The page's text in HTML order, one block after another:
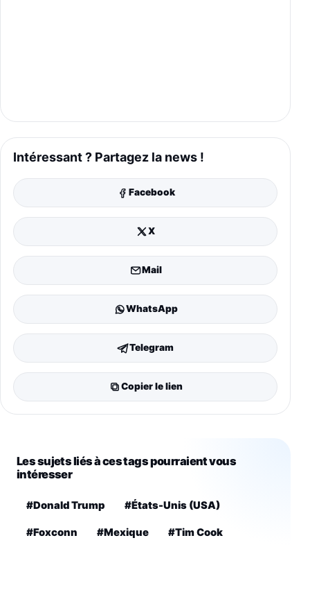
Intéressant ? Partagez la news !
Facebook
X
Mail
WhatsApp
Telegram
Copier le lien
Les sujets liés à ces tags pourraient vous
intéresser
#Donald Trump #États-Unis (USA)
#Foxconn #Mexique #Tim Cook